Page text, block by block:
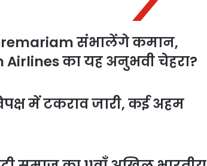
संभालेंगे कमान,
का यह अनुभवी चेहरा?
में टकराव जारी, कई अहम